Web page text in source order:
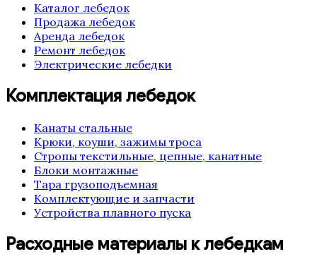
Каталог лебедок
Продажа лебедок
Аренда лебедок
Ремонт лебедок
Электрические лебедки
Комплектация лебедок
Канаты стальные
Крюки, коуши, зажимы троса
Стропы текстильные, цепные, канатные
Блоки монтажные
Тара грузоподъемная
Комплектующие и запчасти
Устройства плавного пуска
Расходные материалы к лебедкам